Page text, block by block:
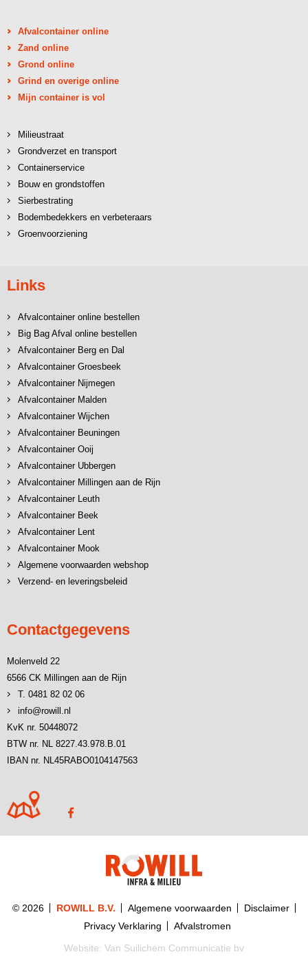
Afvalcontainer online
Zand online
Grond online
Grind en overige online
Mijn container is vol
Milieustraat
Grondverzet en transport
Containerservice
Bouw en grondstoffen
Sierbestrating
Bodembedekkers en verbeteraars
Groenvoorziening
Links
Afvalcontainer online bestellen
Big Bag Afval online bestellen
Afvalcontainer Berg en Dal
Afvalcontainer Groesbeek
Afvalcontainer Nijmegen
Afvalcontainer Malden
Afvalcontainer Wijchen
Afvalcontainer Beuningen
Afvalcontainer Ooij
Afvalcontainer Ubbergen
Afvalcontainer Millingen aan de Rijn
Afvalcontainer Leuth
Afvalcontainer Beek
Afvalcontainer Lent
Afvalcontainer Mook
Algemene voorwaarden webshop
Verzend- en leveringsbeleid
Contactgegevens
Molenveld 22
6566 CK Millingen aan de Rijn
T. 0481 82 02 06
info@rowill.nl
KvK nr. 50448072
BTW nr. NL 8227.43.978.B.01
IBAN nr. NL45RABO0104147563
© 2026 ROWILL B.V. Algemene voorwaarden
Disclaimer
Privacy Verklaring
Afvalstromen
Website: Van Suilichem Communicatie bv